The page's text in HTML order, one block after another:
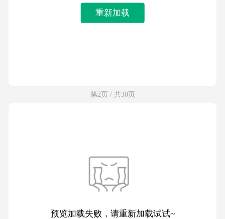
重新加载
第2页 / 共30页
预览加载失败，请重新加载试试~